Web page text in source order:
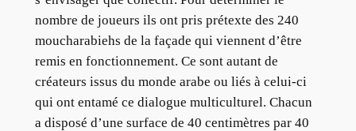
nombre de joueurs ils ont pris prétexte des 240
moucharabiehs de la façade qui viennent d’être
remis en fonctionnement. Ce sont autant de
créateurs issus du monde arabe ou liés à celui-ci
qui ont entamé ce dialogue multiculturel. Chacun
a disposé d’une surface de 40 centimètres par 40